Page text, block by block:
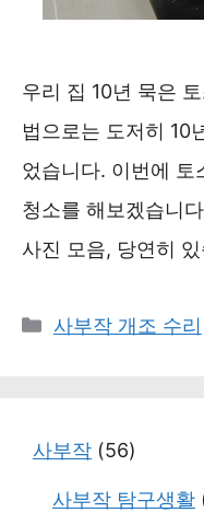
우리 집 10년 묵은
법으로는 도저히 10
었습니다. 이번에 토
청소를 해보겠습니
사진 모음, 당연히
카
사부작 개조 수리
사부작 (56)
사부작 탐구생활